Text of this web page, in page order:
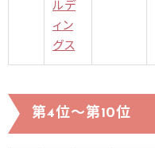
ルデ
ィン
グス
第4位～第10位